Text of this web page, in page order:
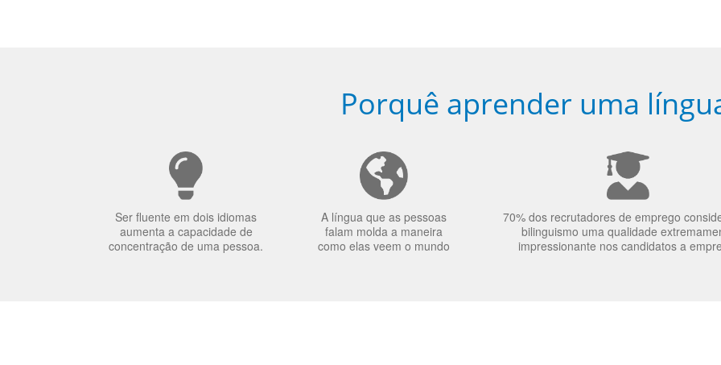
Porquê aprender uma
Ser fluente em dois idiomas
aumenta a capacidade de
concentração de uma pessoa.
A língua que as pessoas
falam molda a maneira
como elas veem o mundo
70% dos recrutadores de emprego
bilinguismo uma qualidade
impressionante nos candidatos a